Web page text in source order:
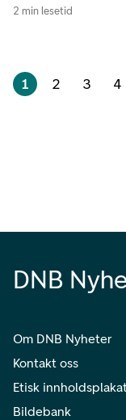
2 min lesetid
1 2 3 4
DNB
Om DNB Nyheter
Kontakt oss
Etisk
Bildebank